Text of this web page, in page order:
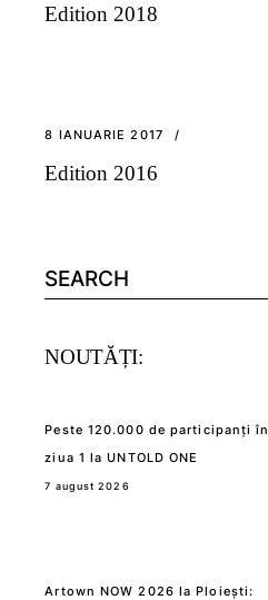
Edition 2018
8 IANUARIE 2017
Edition 2016
Search
for:
NOUTĂȚI:
Peste 120.000 de participanți în
ziua 1 la UNTOLD ONE
7 august 2026
Artown NOW 2026 la Ploiești: